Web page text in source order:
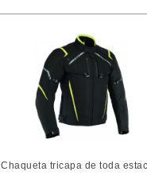
Chaqueta tricapa de toda